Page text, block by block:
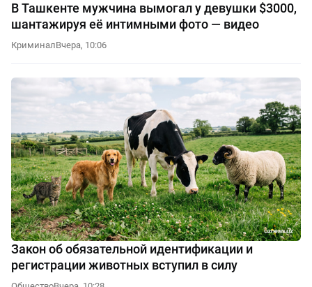
В Ташкенте мужчина вымогал у девушки $3000,
шантажируя её интимными фото — видео
КриминалВчера, 10:06
Закон об обязательной идентификации и
регистрации животных вступил в силу